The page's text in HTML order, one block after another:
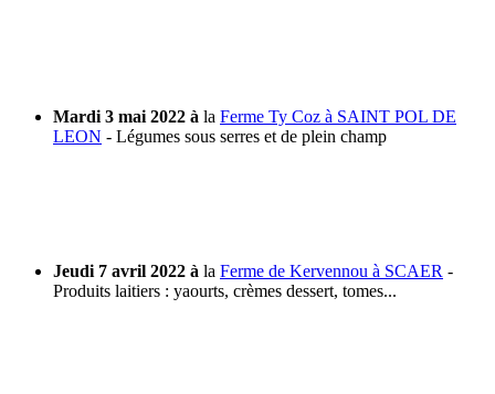
Mardi 3 mai 2022 à la Ferme Ty Coz à SAINT POL DE
LEON - Légumes sous serres et de plein champ
Jeudi 7 avril 2022 à la Ferme de Kervennou à SCAER -
Produits laitiers : yaourts, crèmes dessert, tomes...